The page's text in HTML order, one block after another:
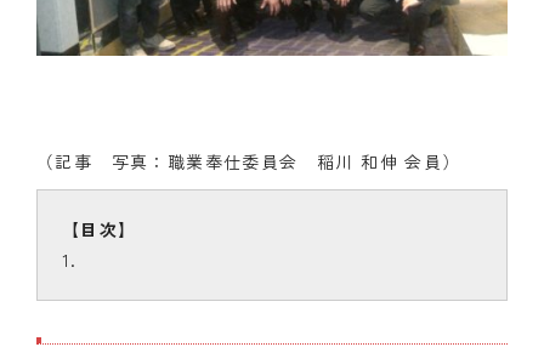
（記事 写真：職業奉仕委員会 稲川 和伸 会員）